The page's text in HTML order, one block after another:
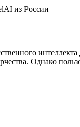
из России
Однако